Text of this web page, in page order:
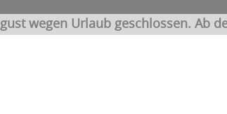
wegen Urlaub geschlossen. Ab